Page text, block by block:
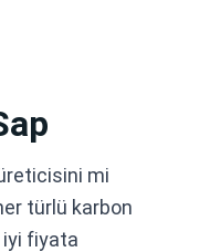
mi
türlü karbon
iyi fiyata